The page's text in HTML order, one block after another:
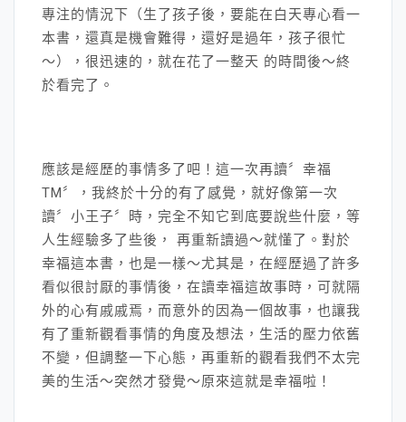
專注的情況下（生了孩子後，要能在白天專心看一
本書，還真是機會難得，還好是過年，孩子很忙
～），很迅速的，就在花了一整天 的時間後～終
於看完了。
應該是經歷的事情多了吧！這一次再讀〞幸福
TM〞，我終於十分的有了感覺，就好像第一次
讀〞小王子〞時，完全不知它到底要說些什麼，等
人生經驗多了些後， 再重新讀過～就懂了。對於
幸福這本書，也是一樣～尤其是，在經歷過了許多
看似很討厭的事情後，在讀幸福這故事時，可就隔
外的心有戚戚焉，而意外的因為一個故事，也讓我
有了重新觀看事情的角度及想法，生活的壓力依舊
不變，但調整一下心態，再重新的觀看我們不太完
美的生活～突然才發覺～原來這就是幸福啦！